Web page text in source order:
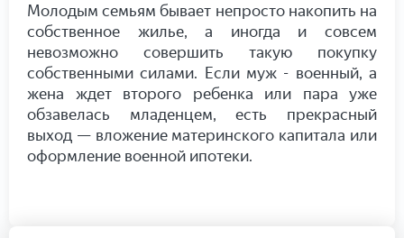
Молодым семьям бывает непросто накопить на
собственное жилье, а иногда и совсем
невозможно совершить такую покупку
собственными силами. Если муж - военный, а
жена ждет второго ребенка или пара уже
обзавелась младенцем, есть прекрасный
выход — вложение материнского капитала или
оформление военной ипотеки.